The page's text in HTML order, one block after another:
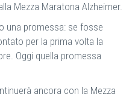
Mezza Maratona Alzheimer.
una promessa: se fosse
per la prima volta la
Oggi quella promessa
ancora con la Mezza